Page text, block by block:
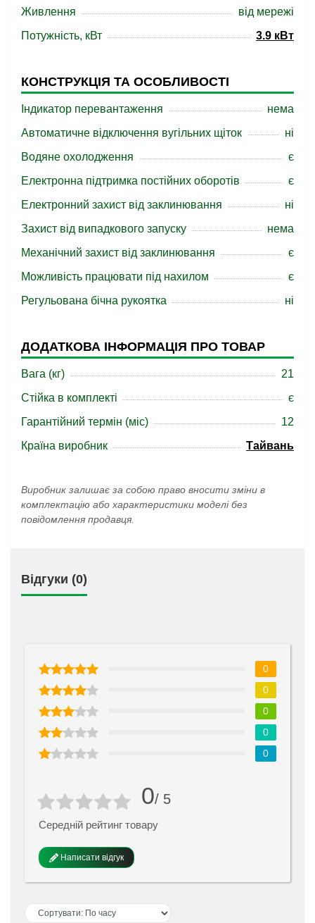
Живлення
від мережі
Потужність, кВт
3.9 кВт
КОНСТРУКЦІЯ ТА ОСОБЛИВОСТІ
Індикатор перевантаження
нема
Автоматичне відключення вугільних щіток
ні
Водяне охолодження
є
Електронна підтримка постійних оборотів
є
Електронний захист від заклинювання
ні
Захист від випадкового запуску
нема
Механічний захист від заклинювання
є
Можливість працювати під нахилом
є
Регульована бічна рукоятка
ні
ДОДАТКОВА ІНФОРМАЦІЯ ПРО ТОВАР
Вага (кг)
21
Стійка в комплекті
є
Гарантійний термін (міс)
12
Країна виробник
Тайвань
Виробник залишає за собою право вносити зміни в
комплектацію або характеристики моделі без
повідомлення продавця.
Відгуки (0)
0/ 5
Середній рейтинг товару
Написати відгук
0
0
0
0
0